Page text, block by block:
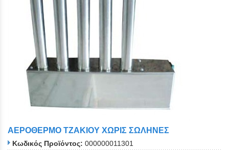
ΑΕΡΟΘΕΡΜΟ ΤΖΑΚΙΟΥ ΧΩΡΙΣ ΣΩΛΗΝΕΣ
Κωδικός Προϊόντος: 000000011301